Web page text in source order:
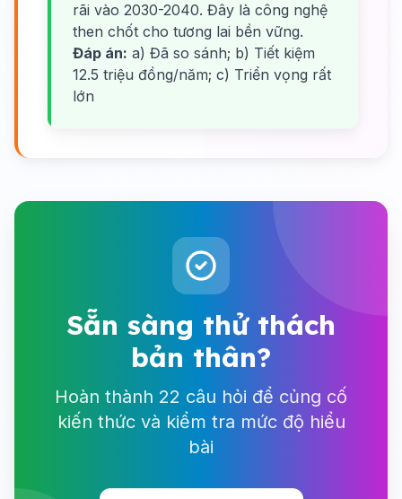
rãi vào 2030-2040. Đây là công nghệ
then chốt cho tương lai bền vững.
Đáp án: a) Đã so sánh; b) Tiết kiệm
12.5 triệu đồng/năm; c) Triển vọng rất
lớn
Sẵn sàng thử thách
bản thân?
Hoàn thành 22 câu hỏi để củng cố
kiến thức và kiểm tra mức độ hiểu
bài